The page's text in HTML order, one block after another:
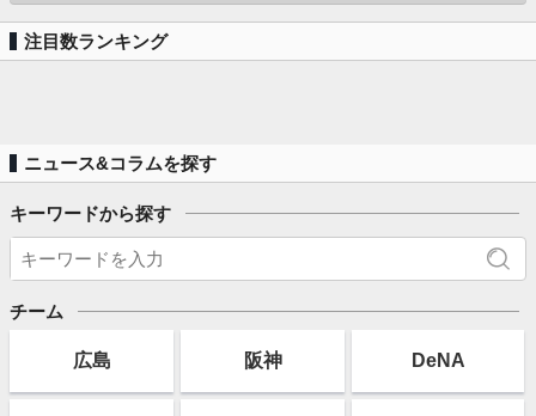
注目数ランキング
ニュース&コラムを探す
キーワードから探す
チーム
広島 阪神 DeNA